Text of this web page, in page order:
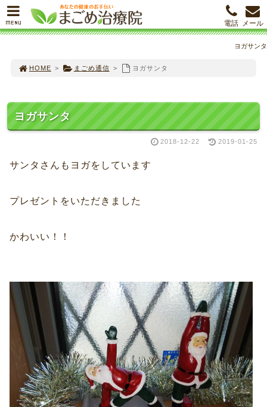
ヨガサンタ
HOME > まごめ通信 > ヨガサンタ
ヨガサンタ
2018-12-22 2019-01-25
サンタさんもヨガをしています
プレゼントをいただきました
かわいい！！
MENU メール
電話